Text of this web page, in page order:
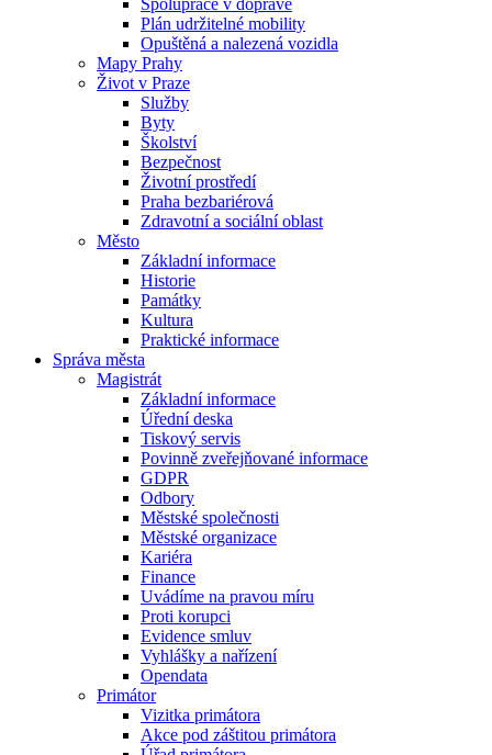
Spolupráce v dopravě
Plán udržitelné mobility
Opuštěná a nalezená vozidla
Mapy Prahy
Život v Praze
Služby
Byty
Školství
Bezpečnost
Životní prostředí
Praha bezbariérová
Zdravotní a sociální oblast
Město
Základní informace
Historie
Památky
Kultura
Praktické informace
Správa města
Magistrát
Základní informace
Úřední deska
Tiskový servis
Povinně zveřejňované informace
GDPR
Odbory
Městské společnosti
Městské organizace
Kariéra
Finance
Uvádíme na pravou míru
Proti korupci
Evidence smluv
Vyhlášky a nařízení
Opendata
Primátor
Vizitka primátora
Akce pod záštitou primátora